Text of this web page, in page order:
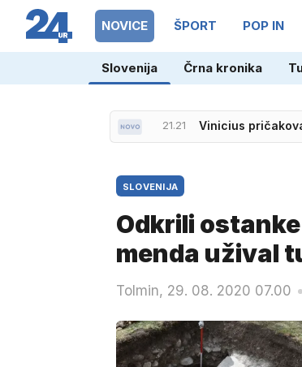
NOVICE ŠPORT POP IN
Slovenija Črna kronika
21.21 Vinicius
22.04 Več gasilcev
SLOVENIJA
Odkrili
menda užival
Tolmin, 29. 08. 2020 07.00